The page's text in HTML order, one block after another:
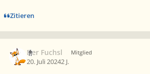
Zitieren
Der Fuchsl Mitglied
20. Juli 20242 J.